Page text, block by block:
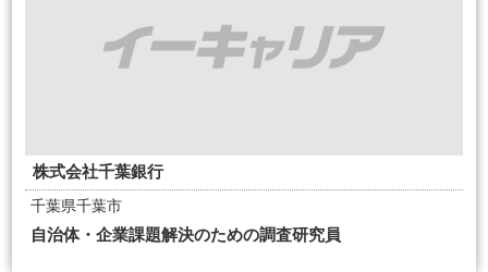
株式会社千葉銀行
千葉県千葉市
自治体・企業課題解決のための調査研究員